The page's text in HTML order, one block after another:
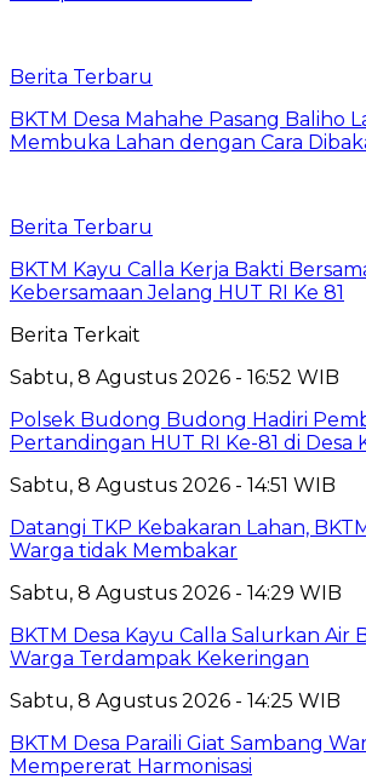
Berita Terbaru
BKTM Desa Mahahe Pasang Baliho
Membuka Lahan dengan Cara
Berita Terbaru
BKTM Kayu Calla Kerja Bakti
Kebersamaan Jelang HUT RI Ke 81
Berita Terkait
Sabtu, 8 Agustus 2026 - 16:52 WIB
Polsek Budong Budong Hadiri
Pertandingan HUT RI Ke-81 di Desa
Sabtu, 8 Agustus 2026 - 14:51 WIB
Datangi TKP Kebakaran Lahan,
Warga tidak Membakar
Sabtu, 8 Agustus 2026 - 14:29 WIB
BKTM Desa Kayu Calla Salurkan Air
Warga Terdampak Kekeringan
Sabtu, 8 Agustus 2026 - 14:25 WIB
BKTM Desa Paraili Giat Sambang
Mempererat Harmonisasi